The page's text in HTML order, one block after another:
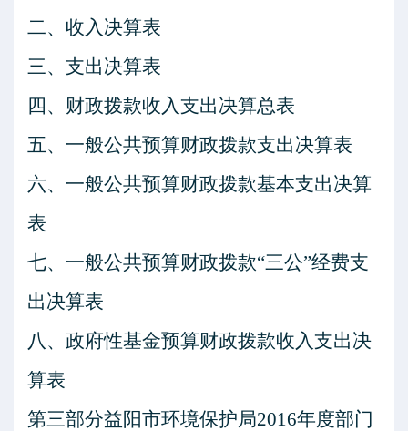
二、收入决算表
三、支出决算表
四、财政拨款收入支出决算总表
五、一般公共预算财政拨款支出决算表
六、一般公共预算财政拨款基本支出决算
表
七、一般公共预算财政拨款“三公”经费支
出决算表
八、政府性基金预算财政拨款收入支出决
算表
第三部分益阳市环境保护局2016年度部门